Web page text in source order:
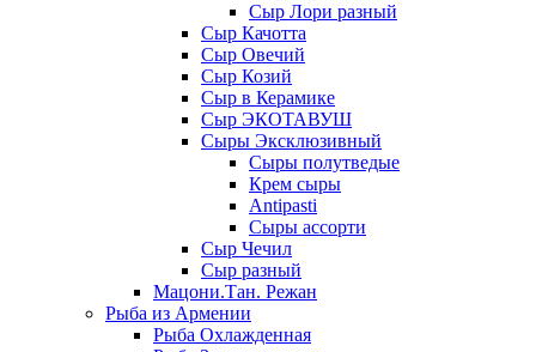
Сыр Лори разный
Сыр Качотта
Сыр Овечий
Сыр Козий
Сыр в Керамике
Сыр ЭКОТАВУШ
Сыры Эксклюзивный
Сыры полутведые
Крем сыры
Antipasti
Сыры ассорти
Сыр Чечил
Сыр разный
Мацони.Тан. Режан
Рыба из Армении
Рыба Охлажденная